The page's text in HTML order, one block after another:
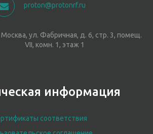
proton@protonrf.ru
Москва, ул. Фабричная, д. 6, стр. 3, помещ.
VII, комн. 1, этаж 1
информация
соответствия